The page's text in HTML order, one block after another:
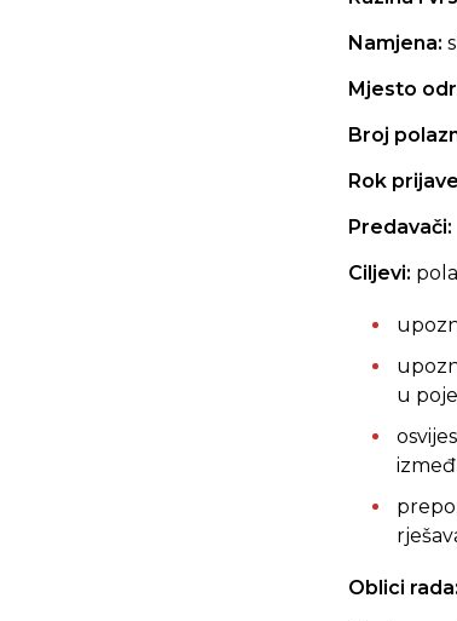
Namjena:
Mjesto
Broj
Rok
Predavači:
Ciljevi:
u
Oblici rada: